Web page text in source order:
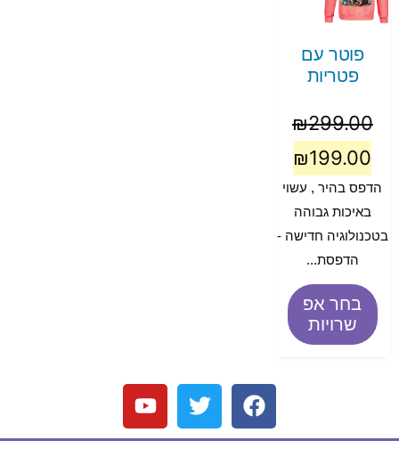
פוטר עם
פטריות
₪299.00
₪199.00
הדפס בהיר , עשוי
באיכות גבוהה
בטכנולוגיה חדישה -
הדפסת...
בחר אפ
שרויות